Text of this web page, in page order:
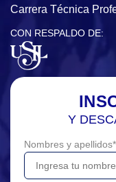
Carrera Técnica
CON RESPALDO DE:
Y
Nombres y apellidos*